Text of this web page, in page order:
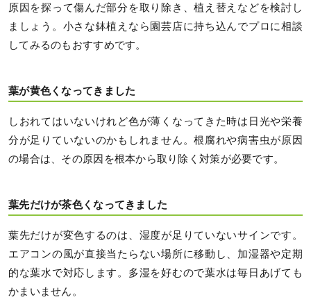
原因を探って傷んだ部分を取り除き、植え替えなどを検討し
ましょう。小さな鉢植えなら園芸店に持ち込んでプロに相談
してみるのもおすすめです。
葉が黄色くなってきました
しおれてはいないけれど色が薄くなってきた時は日光や栄養
分が足りていないのかもしれません。根腐れや病害虫が原因
の場合は、その原因を根本から取り除く対策が必要です。
葉先だけが茶色くなってきました
葉先だけが変色するのは、湿度が足りていないサインです。
エアコンの風が直接当たらない場所に移動し、加湿器や定期
的な葉水で対応します。多湿を好むので葉水は毎日あげても
かまいません。